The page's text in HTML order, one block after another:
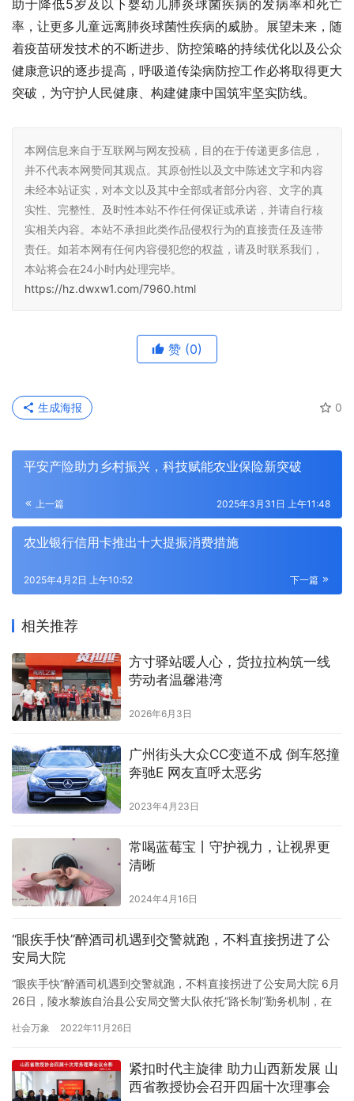
助于降低5岁及以下婴幼儿肺炎球菌疾病的发病率和死亡
率，让更多儿童远离肺炎球菌性疾病的威胁。展望未来，随
着疫苗研发技术的不断进步、防控策略的持续优化以及公众
健康意识的逐步提高，呼吸道传染病防控工作必将取得更大
突破，为守护人民健康、构建健康中国筑牢坚实防线。
本网信息来自于互联网与网友投稿，目的在于传递更多信息，
并不代表本网赞同其观点。其原创性以及文中陈述文字和内容
未经本站证实，对本文以及其中全部或者部分内容、文字的真
实性、完整性、及时性本站不作任何保证或承诺，并请自行核
实相关内容。本站不承担此类作品侵权行为的直接责任及连带
责任。如若本网有任何内容侵犯您的权益，请及时联系我们，
本站将会在24小时内处理完毕。
https://hz.dwxw1.com/7960.html
赞 (0)
0
生成海报
平安产险助力乡村振兴，科技赋能农业保险新突破
上一篇 2025年3月31日 上午11:48
农业银行信用卡推出十大提振消费措施
下一篇
2025年4月2日 上午10:52
相关推荐
方寸驿站暖人心，货拉拉构筑一线
劳动者温馨港湾
2026年6月3日
广州街头大众CC变道不成 倒车怒撞
奔驰E 网友直呼太恶劣
2023年4月23日
常喝蓝莓宝丨守护视力，让视界更
清晰
2024年4月16日
“眼疾手快”醉酒司机遇到交警就跑，不料直接拐进了公
安局大院
“眼疾手快”醉酒司机遇到交警就跑，不料直接拐进了公安局大院 6月
26日，陵水黎族自治县公安局交警大队依托“路长制”勤务机制，在
机动车的交通违法行为。 20时16分，一辆银色轿车行驶至北斗路与
打方向盘。“一个轮子”开进了一个单位大院。停好车…
社会万象 2022年11月26日
紧扣时代主旋律 助力山西新发展 山
西省教授协会召开四届十次理事会